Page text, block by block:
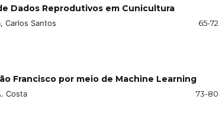
Dados Reprodutivos em Cunicultura
Carlos Santos 65-72
Francisco por meio de Machine Learning
Costa 73-80